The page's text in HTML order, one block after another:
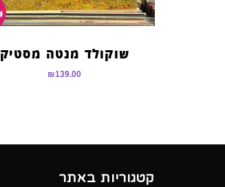
שוקולד מנטה מסטיק
₪139.00
קטגוריות באתר